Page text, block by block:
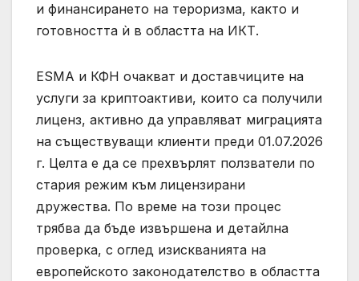
и финансирането на тероризма, както и
готовността ѝ в областта на ИКТ.
ЕSMA и КФН очакват и доставчиците на
услуги за криптоактиви, които са получили
лиценз, активно да управляват миграцията
на съществуващи клиенти преди 01.07.2026
г. Целта е да се прехвърлят ползватели по
стария режим към лицензирани
дружества. По време на този процес
трябва да бъде извършена и детайлна
проверка, с оглед изискванията на
европейското законодателство в областта